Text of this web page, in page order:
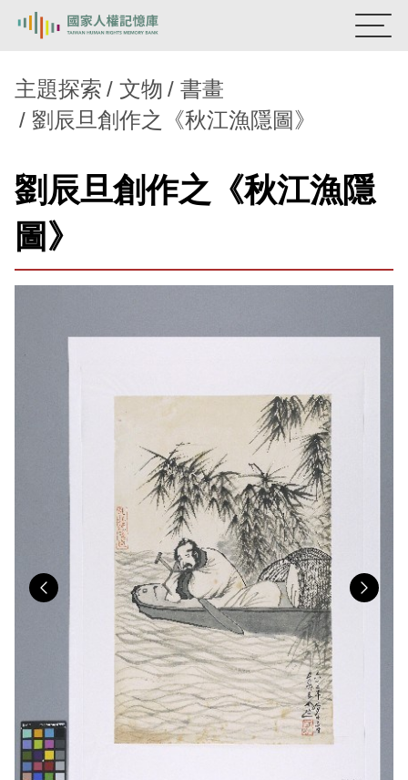
熱門關鍵字：陳孟和 李舜治 鹿窟事件
主題探索
背景知識
關於我們
主題探索 文物
書畫
劉辰旦創作之《秋江漁隱圖》
劉辰旦創作之《秋江漁隱
圖》
Previous